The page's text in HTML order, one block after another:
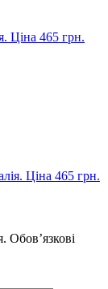
Ціна 465 грн.
Ціна 465 грн.
Обов’язкові